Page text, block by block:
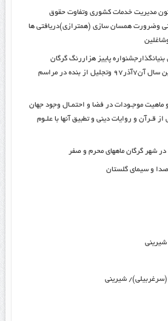
مدیریت خدمات کشوری وتفاوت حقوق
وضرورت همسان سازی (همترازی)دریافتی ها
پاییز هزاررنگ گرگان
درمراسم افتتاحیه سومین سال آن۷آذر۹۷ وتجلیل از بنده در مراسم
موجـودات در فضا و احتمـال وجود جهان
قـرآن و روایات دینی و تطبیق آنها با علـوم
شهر گرگان ماههای محرم و صفر
صدا و سیمای گلستان
(سرغربیلی)/ شیرینی